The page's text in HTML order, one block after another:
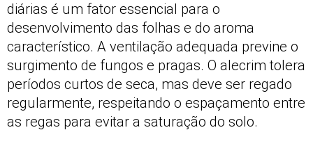
diárias é um fator essencial para o
desenvolvimento das folhas e do aroma
característico. A ventilação adequada previne o
surgimento de fungos e pragas. O alecrim tolera
períodos curtos de seca, mas deve ser regado
regularmente, respeitando o espaçamento entre
as regas para evitar a saturação do solo.